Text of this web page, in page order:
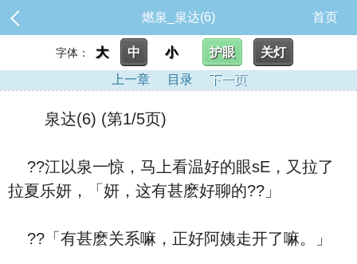
燃泉_泉达(6) 首页
字体： 大 中 小 护眼
关灯
上一章
目录 下一页
泉达(6) (第1/5页)
??江以泉一惊，马上看温好的眼sE，又拉了
拉夏乐妍，「妍，这有甚麽好聊的??」
??「有甚麽关系嘛，正好阿姨走开了嘛。」